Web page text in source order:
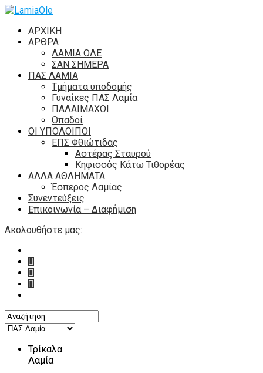
ΑΡΧΙΚΗ
ΑΡΘΡΑ
ΛΑΜΙΑ ΟΛΕ
ΣΑΝ ΣΗΜΕΡΑ
ΠΑΣ ΛΑΜΙΑ
Τμήματα υποδομής
Γυναίκες ΠΑΣ Λαμία
ΠΑΛΑΙΜΑΧΟΙ
Οπαδοί
ΟΙ ΥΠΟΛΟΙΠΟΙ
ΕΠΣ Φθιώτιδας
Αστέρας Σταυρού
Κηφισσός Κάτω Τιθορέας
ΑΛΛΑ ΑΘΛΗΜΑΤΑ
Έσπερος Λαμίας
Συνεντεύξεις
Επικοινωνία – Διαφήμιση
Ακολουθήστε μας:
Τρίκαλα
Λαμία